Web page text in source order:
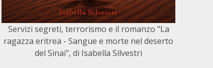
Servizi segreti, terrorismo e il romanzo "La
ragazza eritrea - Sangue e morte nel deserto
del Sinai", di Isabella Silvestri